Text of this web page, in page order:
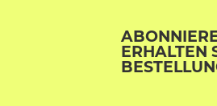
ERHALTEN